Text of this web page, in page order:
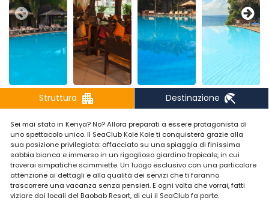
Struttura apartment Destinazione beach_access
Sei mai stato in Kenya? No? Allora preparati a essere protagonista di
uno spettacolo unico. Il SeaClub Kole Kole ti conquisterà grazie alla
sua posizione privilegiata: affacciato su una spiaggia di finissima
sabbia bianca e immerso in un rigoglioso giardino tropicale, in cui
troverai simpatiche scimmiette. Un luogo esclusivo con una particolare
attenzione ai dettagli e alla qualità dei servizi che ti faranno
trascorrere una vacanza senza pensieri. E ogni volta che vorrai, fatti
viziare dai locali del Baobab Resort, di cui il SeaClub fa parte.